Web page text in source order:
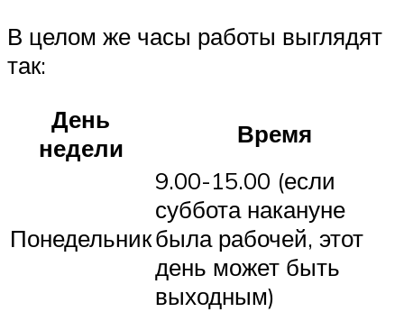
В целом же часы работы выглядят
так:
День
недели
Время
Понедельник
9.00-15.00 (если
суббота накануне
была рабочей, этот
день может быть
выходным)